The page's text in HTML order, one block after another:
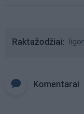
Raktažodžiai
Komentarai